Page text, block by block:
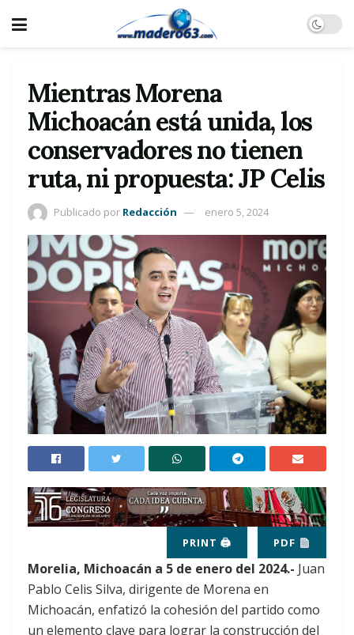
Mientras Morena
Michoacán está unida, los
conservadores no tienen
ruta, ni propuesta: JP Celis
Publicado por Redacción enero 5, 2024
PRINT 🖨 PDF
Morelia, Michoacán a 5 de enero del 2024.- Juan
Pablo Celis Silva, dirigente de Morena en
Michoacán, enfatizó la cohesión del partido como
un elemento clave para lograr la construcción del